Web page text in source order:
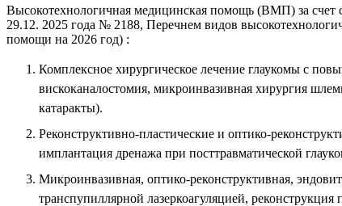
Высокотехнологичная медицинская помощь (ВМП) за счет
29.12. 2025 года № 2188, Перечнем видов
помощи на 2026 год) :
Комплексное хирургическое лечение глаукомы с
вискоканалостомия, микроинвазивная хирургия
катаракты).
Реконструктивно-пластические и оптико-
имплантация дренажа при посттравматической
Микроинвазивная, оптико-реконструктивная,
транспупиллярной лазеркоагуляцией,